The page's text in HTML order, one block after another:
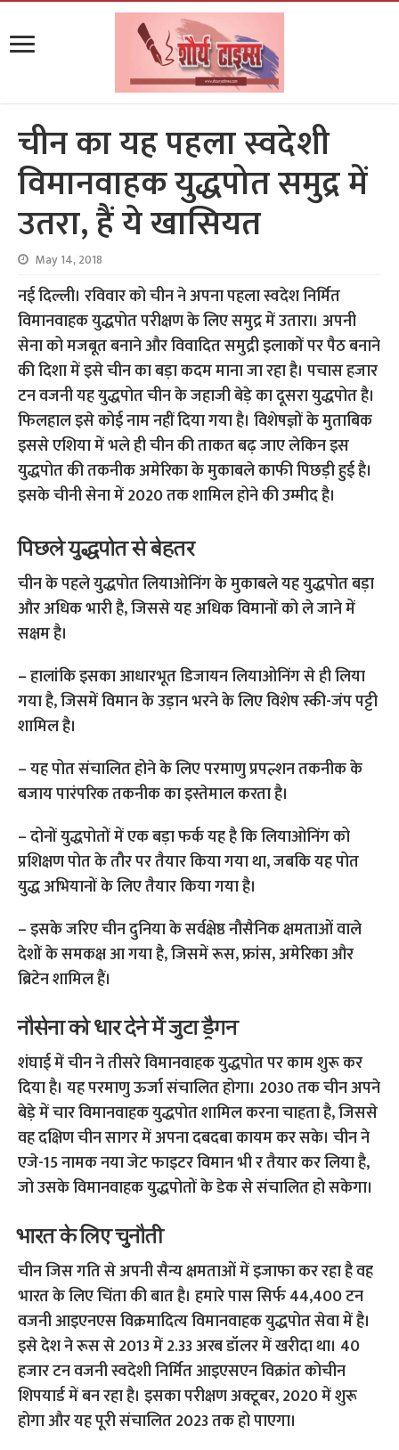
चीन का यह पहला स्वदेशी
विमानवाहक युद्धपोत समुद्र में
उतरा, हैं ये खासियत
May 14, 2018
नई दिल्ली। रविवार को चीन ने अपना पहला स्वदेश निर्मित
विमानवाहक युद्धपोत परीक्षण के लिए समुद्र में उतारा। अपनी
सेना को मजबूत बनाने और विवादित समुद्री इलाकों पर पैठ बनाने
की दिशा में इसे चीन का बड़ा कदम माना जा रहा है। पचास हजार
टन वजनी यह युद्धपोत चीन के जहाजी बेड़े का दूसरा युद्धपोत है।
फिलहाल इसे कोई नाम नहीं दिया गया है। विशेषज्ञों के मुताबिक
इससे एशिया में भले ही चीन की ताकत बढ़ जाए लेकिन इस
युद्धपोत की तकनीक अमेरिका के मुकाबले काफी पिछड़ी हुई है।
इसके चीनी सेना में 2020 तक शामिल होने की उम्मीद है।
पिछले युद्धपोत से बेहतर
चीन के पहले युद्धपोत लियाओनिंग के मुकाबले यह युद्धपोत बड़ा
और अधिक भारी है, जिससे यह अधिक विमानों को ले जाने में
सक्षम है।
– हालांकि इसका आधारभूत डिजायन लियाओनिंग से ही लिया
गया है, जिसमें विमान के उड़ान भरने के लिए विशेष स्की-जंप पट्टी
शामिल है।
– यह पोत संचालित होने के लिए परमाणु प्रपल्शन तकनीक के
बजाय पारंपरिक तकनीक का इस्तेमाल करता है।
– दोनों युद्धपोतों में एक बड़ा फर्क यह है कि लियाओनिंग को
प्रशिक्षण पोत के तौर पर तैयार किया गया था, जबकि यह पोत
युद्ध अभियानों के लिए तैयार किया गया है।
– इसके जरिए चीन दुनिया के सर्वक्षेष्ठ नौसैनिक क्षमताओं वाले
देशों के समकक्ष आ गया है, जिसमें रूस, फ्रांस, अमेरिका और
ब्रिटेन शामिल हैं।
नौसेना को धार देने में जुटा ड्रैगन
शंघाई में चीन ने तीसरे विमानवाहक युद्धपोत पर काम शुरू कर
दिया है। यह परमाणु ऊर्जा संचालित होगा। 2030 तक चीन अपने
बेड़े में चार विमानवाहक युद्धपोत शामिल करना चाहता है, जिससे
वह दक्षिण चीन सागर में अपना दबदबा कायम कर सके। चीन ने
एजे-15 नामक नया जेट फाइटर विमान भी र तैयार कर लिया है,
जो उसके विमानवाहक युद्धपोतों के डेक से संचालित हो सकेगा।
भारत के लिए चुनौती
चीन जिस गति से अपनी सैन्य क्षमताओं में इजाफा कर रहा है वह
भारत के लिए चिंता की बात है। हमारे पास सिर्फ 44,400 टन
वजनी आइएनएस विक्रमादित्य विमानवाहक युद्धपोत सेवा में है।
इसे देश ने रूस से 2013 में 2.33 अरब डॉलर में खरीदा था। 40
हजार टन वजनी स्वदेशी निर्मित आइएसएन विक्रांत कोचीन
शिपयार्ड में बन रहा है। इसका परीक्षण अक्टूबर, 2020 में शुरू
होगा और यह पूरी संचालित 2023 तक हो पाएगा।